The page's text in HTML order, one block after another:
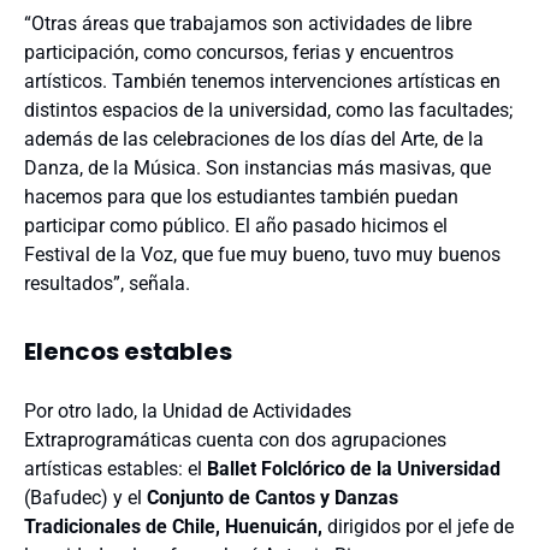
“Otras áreas que trabajamos son actividades de libre
participación, como concursos, ferias y encuentros
artísticos. También tenemos intervenciones artísticas en
distintos espacios de la universidad, como las facultades;
además de las celebraciones de los días del Arte, de la
Danza, de la Música. Son instancias más masivas, que
hacemos para que los estudiantes también puedan
participar como público. El año pasado hicimos el
Festival de la Voz, que fue muy bueno, tuvo muy buenos
resultados”, señala.
Elencos estables
Por otro lado, la Unidad de Actividades
Extraprogramáticas cuenta con dos agrupaciones
artísticas estables: el Ballet Folclórico de la Universidad
(Bafudec) y el Conjunto de Cantos y Danzas
Tradicionales de Chile, Huenuicán, dirigidos por el jefe de